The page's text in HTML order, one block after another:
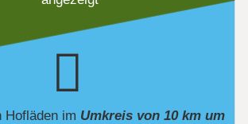
Hoflädenim Umkreis von 10 km um